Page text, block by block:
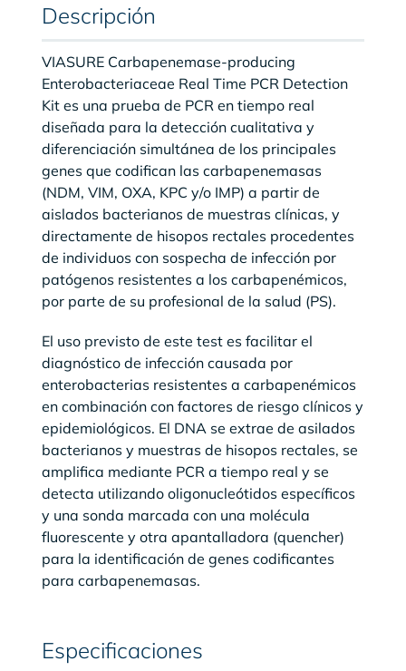
Descripción
VIASURE Carbapenemase-producing
Enterobacteriaceae Real Time PCR Detection
Kit es una prueba de PCR en tiempo real
diseñada para la detección cualitativa y
diferenciación simultánea de los principales
genes que codifican las carbapenemasas
(NDM, VIM, OXA, KPC y/o IMP) a partir de
aislados bacterianos de muestras clínicas, y
directamente de hisopos rectales procedentes
de individuos con sospecha de infección por
patógenos resistentes a los carbapenémicos,
por parte de su profesional de la salud (PS).
El uso previsto de este test es facilitar el
diagnóstico de infección causada por
enterobacterias resistentes a carbapenémicos
en combinación con factores de riesgo clínicos y
epidemiológicos. El DNA se extrae de asilados
bacterianos y muestras de hisopos rectales, se
amplifica mediante PCR a tiempo real y se
detecta utilizando oligonucleótidos específicos
y una sonda marcada con una molécula
fluorescente y otra apantalladora (quencher)
para la identificación de genes codificantes
para carbapenemasas.
Especificaciones